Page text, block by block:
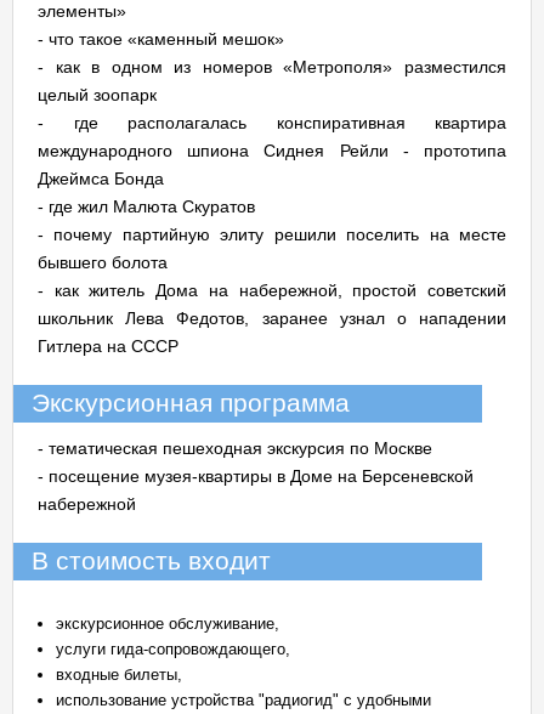
элементы»
- что такое «каменный мешок»
- как в одном из номеров «Метрополя» разместился
целый зоопарк
- где располагалась конспиративная квартира
международного шпиона Сиднея Рейли - прототипа
Джеймса Бонда
- где жил Малюта Скуратов
- почему партийную элиту решили поселить на месте
бывшего болота
- как житель Дома на набережной, простой советский
школьник Лева Федотов, заранее узнал о нападении
Гитлера на СССР
Экскурсионная программа
- тематическая пешеходная экскурсия по Москве
- посещение музея-квартиры в Доме на Берсеневской
набережной
В стоимость входит
экскурсионное обслуживание,
услуги гида-сопровождающего,
входные билеты,
использование устройства "радиогид" с удобными